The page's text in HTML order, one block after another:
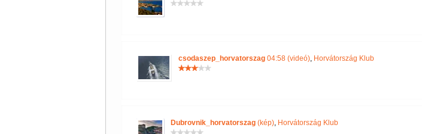
csodaszep_horvatorszag04:58 (videó), Horvátország Klub
Dubrovnik_horvatorszag(kép), Horvátország Klub